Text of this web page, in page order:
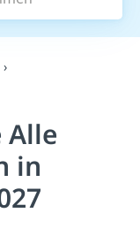
Alle
in